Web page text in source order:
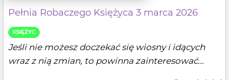
Pełnia Robaczego Księżyca 3 marca 2026
KSIĘŻYC
Jeśli nie możesz doczekać się wiosny i idących
wraz z nią zmian, to powinna zainteresować...